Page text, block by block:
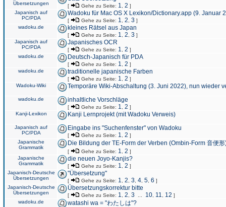
Übersetzungen
[ Gehe zu Seite: 1 2 ]
Japanisch auf
PC/PDA
Wadoku für Mac OS X Lexikon/Dictionary.app (9. Januar
[ Gehe zu Seite: 1 2 3 ]
wadoku.de
kleines Rätsel aus Japan
[ Gehe zu Seite: 1 2 3 ]
Japanisch auf
PC/PDA
Japanisches OCR
[ Gehe zu Seite: 1 2 ]
wadoku.de
Deutsch-Japanisch für PDA
[ Gehe zu Seite: 1 2 ]
wadoku.de
traditionelle japanische Farben
[ Gehe zu Seite: 1 2 ]
Wadoku-Wiki
Temporäre Wiki-Abschaltung (3. Juni 2022), nun wieder
wadoku.de inhaltliche Vorschläge
[ Gehe zu Seite: 1 2 ]
Kanji-Lexikon
Kanji Lernprojekt (mit Wadoku Verweis)
Japanisch auf
PC/PDA
Eingabe ins "Suchenfenster" von Wadoku
[ Gehe zu Seite: 1 2 ]
Japanische
Grammatik
Die Bildung der TE-Form der Verben (Ombin-Form 音便形
[ Gehe zu Seite: 1 2 ]
Japanische
Grammatik
die neuen Joyo-Kanjis?
[ Gehe zu Seite: 1 2 ]
Japanisch-Deutsche
Übersetzungen
"Übersetzung"
[ Gehe zu Seite: 1 2 3 4 5 6 ]
Japanisch-Deutsche
Übersetzungen
Übersetzungskorrektur bitte
[ Gehe zu Seite: 1 2 3 10 11 12 ]
wadoku.de
watashi wa = "わたしは"?